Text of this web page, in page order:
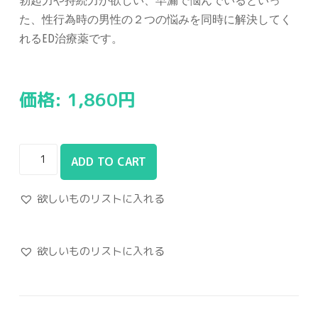
た、性行為時の男性の２つの悩みを同時に解決してく
れるED治療薬です。
価格: 1,860円
ADD TO CART
欲しいものリストに入れる
欲しいものリストに入れる